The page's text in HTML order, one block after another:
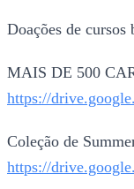
Doações de cursos
MAIS DE 500
https://
Coleção de
https://